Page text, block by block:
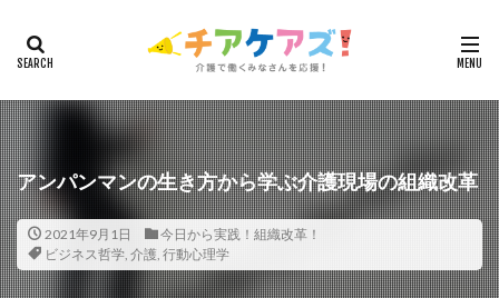
アンパンマンの生き方から学ぶ介護現場の組織改革
2021年9月1日
今日から実践！組織改革！
ビジネス哲学, 介護, 行動心理学
タグ
7つの習慣 山下興一郎 執筆 堺市
夏
夜勤
大島直彰 大規模法人
天野尊明
安藤俊介
安藤優子 室内レク
就労継続支援B型
展示会 山口一郎
在宅